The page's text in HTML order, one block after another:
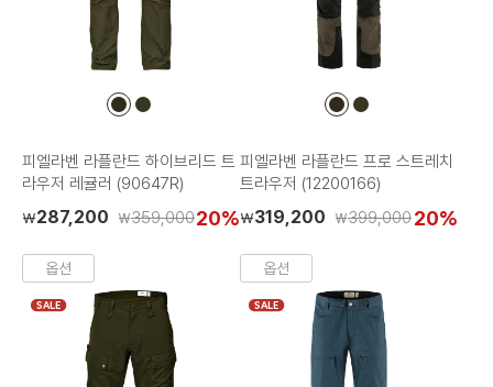
컬
컬
피엘라벤 라플란드 하이브리드 트
라우저 레귤러 (90647R)
₩287,200 ₩359,00020%
옵션
컬
컬
피엘라벤 라플란드 프로 스트레치
트라우저 (12200166)
₩319,200 ₩399,00020%
옵션
SALE SALE